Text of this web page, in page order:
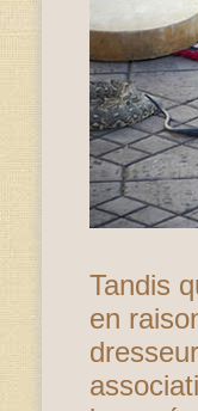
Tandis
en